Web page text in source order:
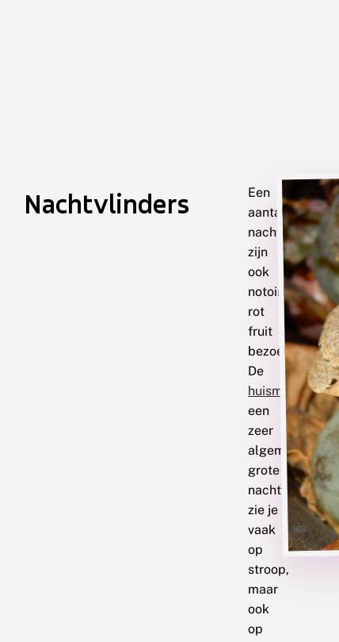
Nachtvlinders
Een
aantal
nachtvlinders
zijn
ook
notoire
rot
fruit
bezoekers.
De
huismoeder,
een
zeer
algemene
grote
nachtvlinder,
zie je
vaak
op
stroop,
maar
ook
op